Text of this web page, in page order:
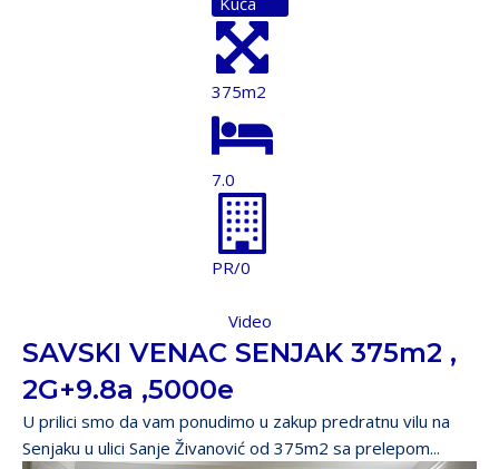
375m2
7.0
PR/0
Video
SAVSKI VENAC SENJAK 375m2 ,
2G+9.8a ,5000e
U prilici smo da vam ponudimo u zakup predratnu vilu na
Senjaku u ulici Sanje Živanović od 375m2 sa prelepom...